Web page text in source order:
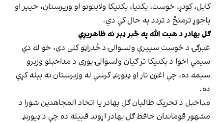
کابل، کونړ، خوست، پکتیا، پکتیکا ولایتونو او وزیرستان، خیبر او
باجوړ ترمنځ د تردد په حال کې دي.
ګل بهادرد هبت الله په څېر ډېر نه ظاهریږي
غبرګۍ د خوست سپیرې ولسوالۍ د ځدراڼو کلی دی، خو له دې
سیمې اخوا د پکتیکا تر ګیان ولسوالۍ پورې د مداخېلو وزیرو
سیمه ده، چې اغزن تار او ډیورنډ کرښې له وزیرستان نه بېله کړې
ده.
مداخېل د تحریک طالبان ګل بهادر یا اتحاد المجاهدین شورا د
مشهور قوماندان حافظ ګل بهادر اړوند قبیله ده چې د ډیورنډ